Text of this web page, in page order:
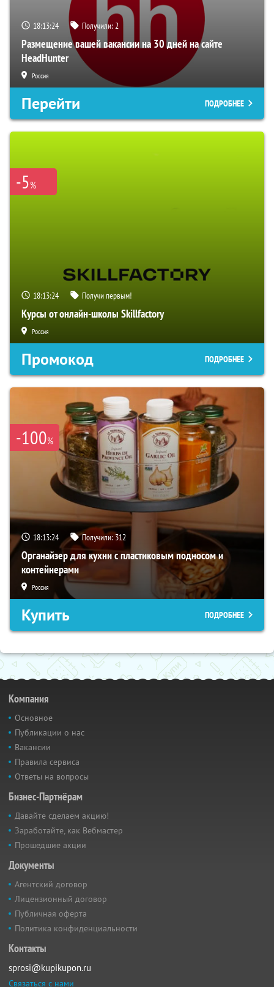
18:13:23 Получили:2
Размещение вашей вакансии на 30 дней на сайте
HeadHunter
Россия
Перейти ПОДРОБНЕЕ
-5%
18:13:23 Получи первым!
Курсы от онлайн-школы Skillfactory
Россия
Промокод ПОДРОБНЕЕ
-100%
18:13:23 Получили: 312
Органайзер для кухни с пластиковым подносом и
контейнерами
Россия
Купить ПОДРОБНЕЕ
Компания
Основное
Публикации о нас
Вакансии
Правила сервиса
Ответы на вопросы
Бизнес-Партнёрам
Давайте сделаем акцию!
Заработайте, как Вебмастер
Прошедшие акции
Документы
Агентский договор
Лицензионный договор
Публичная оферта
Политика конфиденциальности
Контакты
sprosi@kupikupon.ru
Связаться с нами